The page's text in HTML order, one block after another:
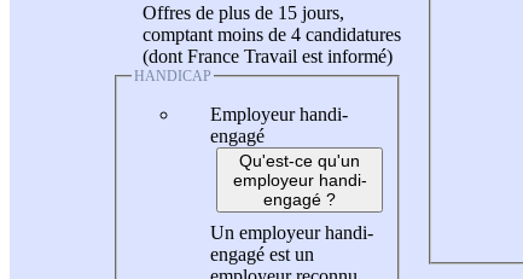
Offres de plus de 15 jours,
comptant moins de 4 candidatures
(dont France Travail est informé)
HANDICAP
Employeur handi-
engagé
Qu'est-ce qu'un
employeur handi-
engagé ?
Un employeur handi-
engagé est un